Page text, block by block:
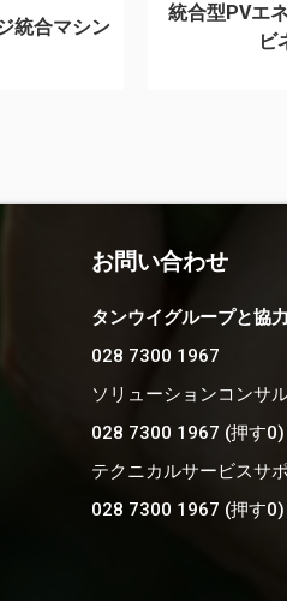
統合マシン
統合型PVエ
ビ
お問い合わせ
タンウイグループと協
028 7300 1967
ソリューションコンサ
028 7300 1967 (押す0)
テクニカルサービスサ
028 7300 1967 (押す0)